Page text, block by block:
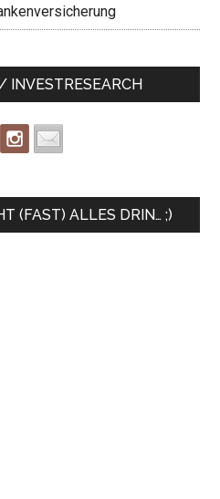
INVESTRESEARCH
(FAST) ALLES DRIN… ;)